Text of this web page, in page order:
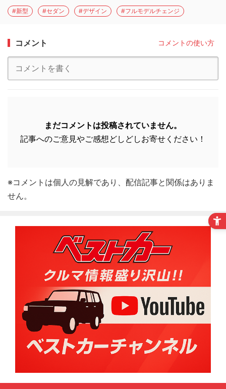
#新型 #セダン #デザイン #フルモデルチェンジ
コメント コメントの使い方
まだコメントは投稿されていません。
記事へのご意見やご感想どしどしお寄せください！
※コメントは個人の見解であり、配信記事と関係はありま
せん。